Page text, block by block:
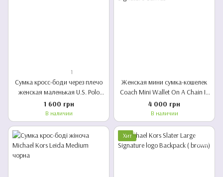
1
Сумка кросс-боди через плечо
женская маленькая U.S. Polo
Assn Черная
1 600 грн
В наличии
Женская мини сумка-кошелек
Coach Mini Wallet On A Chain In
Signature Canvas
4 000 грн
В наличии
Хит